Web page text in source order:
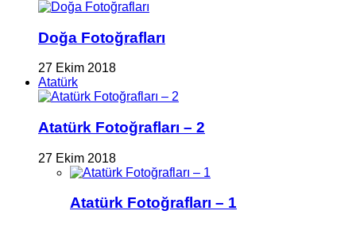
Doğa Fotoğrafları
27 Ekim 2018
Atatürk
Atatürk Fotoğrafları – 2
27 Ekim 2018
Atatürk Fotoğrafları – 1